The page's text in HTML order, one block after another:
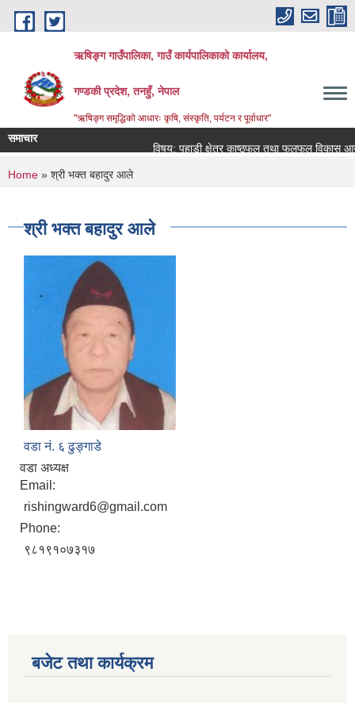
Skip to main content
ऋषिङ्ग गाउँपालिका, गाउँ कार्यपालिकाको कार्यालय,
गण्डकी प्रदेश, तनहुँ, नेपाल
"ऋषिङ्ग समृद्धिको आधारः कृषि, संस्कृति, पर्यटन र पूर्वाधार"
समाचार
विषय: पहाडी क्षेत्र काष्ठफल तथा फलफूल विकास
You are here
Home » श्री भक्त बहादुर आले
श्री भक्त बहादुर आले
वडा नं. ६ ढुङ्गाडे
वडा अध्यक्ष
Email:
rishingward6@gmail.com
Phone:
९८१९१०७३१७
बजेट तथा कार्यक्रम